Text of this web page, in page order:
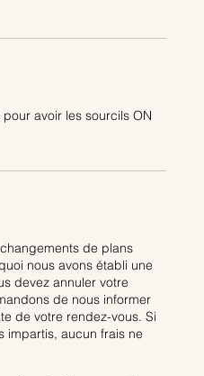
avoir les sourcils ON
de plans
nous avons établi une
devez annuler votre
de nous informer
de votre rendez-vous. Si
impartis, aucun frais ne